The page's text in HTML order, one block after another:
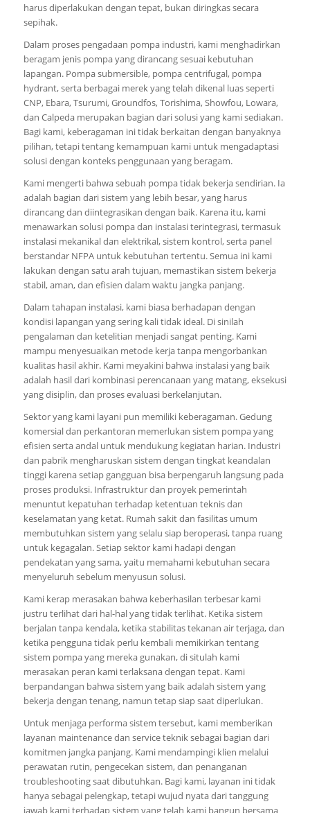
harus diperlakukan dengan tepat, bukan diringkas secara
sepihak.
Dalam proses pengadaan pompa industri, kami menghadirkan
beragam jenis pompa yang dirancang sesuai kebutuhan
lapangan. Pompa submersible, pompa centrifugal, pompa
hydrant, serta berbagai merek yang telah dikenal luas seperti
CNP, Ebara, Tsurumi, Groundfos, Torishima, Showfou, Lowara,
dan Calpeda merupakan bagian dari solusi yang kami sediakan.
Bagi kami, keberagaman ini tidak berkaitan dengan banyaknya
pilihan, tetapi tentang kemampuan kami untuk mengadaptasi
solusi dengan konteks penggunaan yang beragam.
Kami mengerti bahwa sebuah pompa tidak bekerja sendirian. Ia
adalah bagian dari sistem yang lebih besar, yang harus
dirancang dan diintegrasikan dengan baik. Karena itu, kami
menawarkan solusi pompa dan instalasi terintegrasi, termasuk
instalasi mekanikal dan elektrikal, sistem kontrol, serta panel
berstandar NFPA untuk kebutuhan tertentu. Semua ini kami
lakukan dengan satu arah tujuan, memastikan sistem bekerja
stabil, aman, dan efisien dalam waktu jangka panjang.
Dalam tahapan instalasi, kami biasa berhadapan dengan
kondisi lapangan yang sering kali tidak ideal. Di sinilah
pengalaman dan ketelitian menjadi sangat penting. Kami
mampu menyesuaikan metode kerja tanpa mengorbankan
kualitas hasil akhir. Kami meyakini bahwa instalasi yang baik
adalah hasil dari kombinasi perencanaan yang matang, eksekusi
yang disiplin, dan proses evaluasi berkelanjutan.
Sektor yang kami layani pun memiliki keberagaman. Gedung
komersial dan perkantoran memerlukan sistem pompa yang
efisien serta andal untuk mendukung kegiatan harian. Industri
dan pabrik mengharuskan sistem dengan tingkat keandalan
tinggi karena setiap gangguan bisa berpengaruh langsung pada
proses produksi. Infrastruktur dan proyek pemerintah
menuntut kepatuhan terhadap ketentuan teknis dan
keselamatan yang ketat. Rumah sakit dan fasilitas umum
membutuhkan sistem yang selalu siap beroperasi, tanpa ruang
untuk kegagalan. Setiap sektor kami hadapi dengan
pendekatan yang sama, yaitu memahami kebutuhan secara
menyeluruh sebelum menyusun solusi.
Kami kerap merasakan bahwa keberhasilan terbesar kami
justru terlihat dari hal-hal yang tidak terlihat. Ketika sistem
berjalan tanpa kendala, ketika stabilitas tekanan air terjaga, dan
ketika pengguna tidak perlu kembali memikirkan tentang
sistem pompa yang mereka gunakan, di situlah kami
merasakan peran kami terlaksana dengan tepat. Kami
berpandangan bahwa sistem yang baik adalah sistem yang
bekerja dengan tenang, namun tetap siap saat diperlukan.
Untuk menjaga performa sistem tersebut, kami memberikan
layanan maintenance dan service teknik sebagai bagian dari
komitmen jangka panjang. Kami mendampingi klien melalui
perawatan rutin, pengecekan sistem, dan penanganan
troubleshooting saat dibutuhkan. Bagi kami, layanan ini tidak
hanya sebagai pelengkap, tetapi wujud nyata dari tanggung
jawab kami terhadap sistem yang telah kami bangun bersama